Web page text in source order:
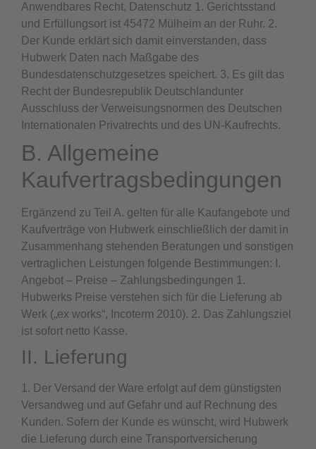
Anwendbares Recht, Datenschutz 1. Gerichtsstand
und Erfüllungsort ist 45472 Mülheim an der Ruhr. 2.
Der Kunde erklärt sich damit einverstanden, dass
Hubwerk Daten nach Maßgabe des
Bundesdatenschutzgesetzes speichert. 3. Es gilt das
Recht der Bundesrepublik Deutschlandunter
Ausschluss der Verweisungsnormen des Deutschen
Internationalen Privatrechts und des UN-Kaufrechts.
B. Allgemeine
Kaufvertragsbedingungen
Ergänzend zu Teil A. gelten für alle Kaufangebote und
Kaufverträge von Hubwerk einschließlich der damit in
Zusammenhang stehenden Beratungen und sonstigen
vertraglichen Leistungen folgende Bestimmungen: I.
Angebot – Preise – Zahlungsbedingungen 1.
Hubwerks Preise verstehen sich für die Lieferung ab
Werk („ex works“, Incoterm 2010). 2. Das Zahlungsziel
ist sofort netto Kasse.
II. Lieferung
1. Der Versand der Ware erfolgt auf dem günstigsten
Versandweg und auf Gefahr und auf Rechnung des
Kunden. Sofern der Kunde es wünscht, wird Hubwerk
die Lieferung durch eine Transportversicherung